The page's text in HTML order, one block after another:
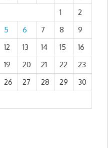
1
2
5 6 7 8
9
12 13 14 15
16
19 20 21 22
23
26 27 28 29
30